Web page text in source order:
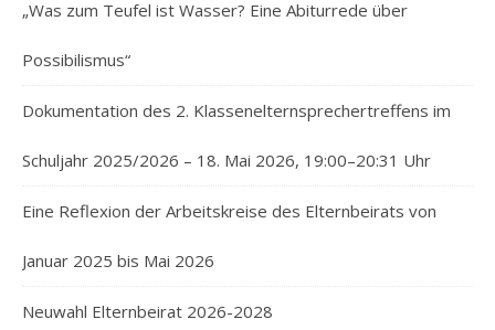
„Was zum Teufel ist Wasser? Eine Abiturrede über
Possibilismus“
Dokumentation des 2. Klassenelternsprechertreffens im
Schuljahr 2025/2026 – 18. Mai 2026, 19:00–20:31 Uhr
Eine Reflexion der Arbeitskreise des Elternbeirats von
Januar 2025 bis Mai 2026
Neuwahl Elternbeirat 2026-2028